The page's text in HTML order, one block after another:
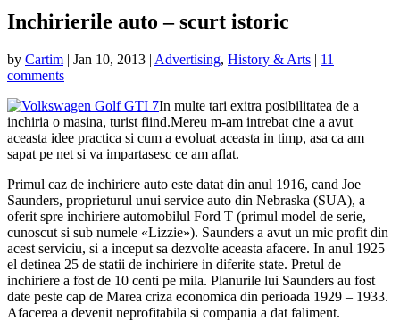
Inchirierile auto – scurt istoric
by Cartim | Jan 10, 2013 | Advertising, History & Arts | 11
comments
In multe tari exitra posibilitatea de a
inchiria o masina, turist fiind.Mereu m-am intrebat cine a avut
aceasta idee practica si cum a evoluat aceasta in timp, asa ca am
sapat pe net si va impartasesc ce am aflat.
Primul caz de inchiriere auto este datat din anul 1916, cand Joe
Saunders, proprieturul unui service auto din Nebraska (SUA), a
oferit spre inchiriere automobilul Ford T (primul model de serie,
cunoscut si sub numele «Lizzie»). Saunders a avut un mic profit din
acest serviciu, si a inceput sa dezvolte aceasta afacere. In anul 1925
el detinea 25 de statii de inchiriere in diferite state. Pretul de
inchiriere a fost de 10 centi pe mila. Planurile lui Saunders au fost
date peste cap de Marea criza economica din perioada 1929 – 1933.
Afacerea a devenit neprofitabila si compania a dat faliment.